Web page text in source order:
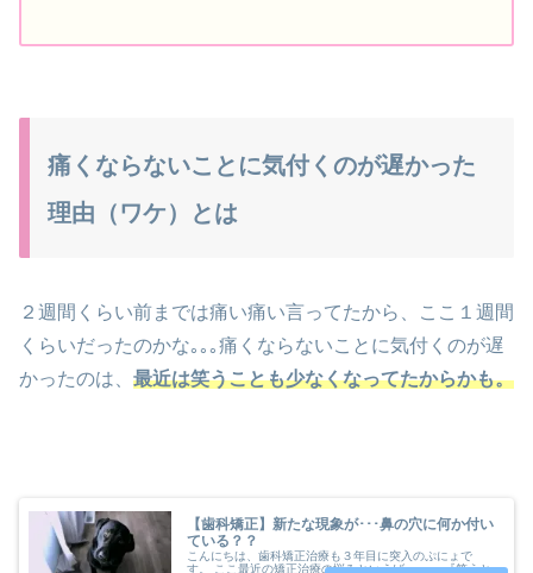
痛くならないことに気付くのが遅かった
理由（ワケ）とは
２週間くらい前までは痛い痛い言ってたから、ここ１週間
くらいだったのかな｡｡｡痛くならないことに気付くのが遅
かったのは、 最近は笑うことも少なくなってたからかも。
【歯科矯正】新たな現象が･･･鼻の穴に何か付い
ている？？
こんにちは、歯科矯正治療も３年目に突入のぷにょで
す。 ここ最近の矯正治療の悩みといえば・・・ 『笑うと